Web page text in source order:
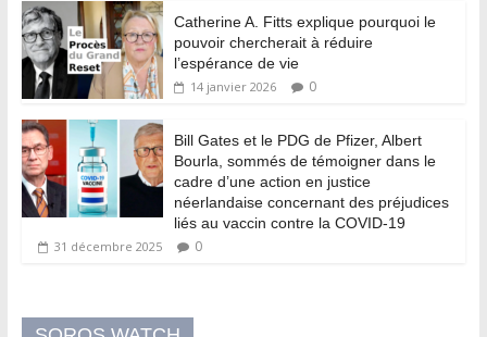
Catherine A. Fitts explique pourquoi le
pouvoir chercherait à réduire
l’espérance de vie
14 janvier 2026 0
Bill Gates et le PDG de Pfizer, Albert
Bourla, sommés de témoigner dans le
cadre d’une action en justice
néerlandaise concernant des préjudices
liés au vaccin contre la COVID-19
31 décembre 2025 0